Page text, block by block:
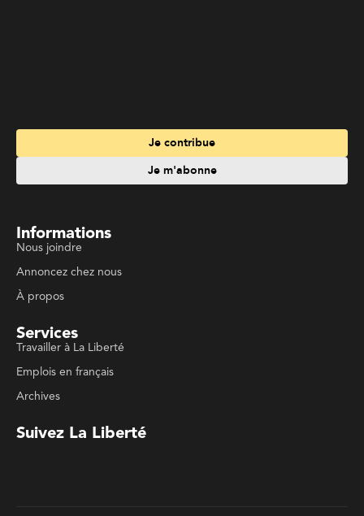
Services
Suivez La Liberté
Code de conduite
Politique de confidentialité
Politique de droits d'auteurs
La Liberté © 2023